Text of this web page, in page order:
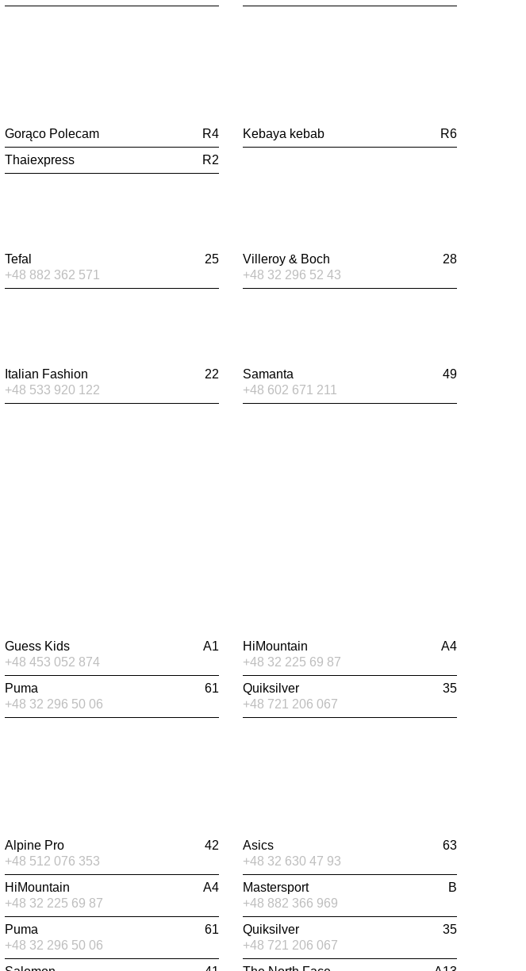
Gorąco Polecam R4 Kebaya kebab
R6
Thaiexpress R2
Tefal
25
+48 882 362 571
Villeroy & Boch
28
+48 32 296 52 43
Italian Fashion
22
+48 533 920 122
Samanta
49
+48 602 671 211
Guess Kids
A1
+48 453 052 874
HiMountain
A4
+48 32 225 69 87
Puma
61
+48 32 296 50 06
Quiksilver
35
+48 721 206 067
Alpine Pro
42
+48 512 076 353
Asics
63
+48 32 630 47 93
HiMountain
A4
+48 32 225 69 87
Mastersport
B
+48 882 366 969
Puma
61
+48 32 296 50 06
Quiksilver
35
+48 721 206 067